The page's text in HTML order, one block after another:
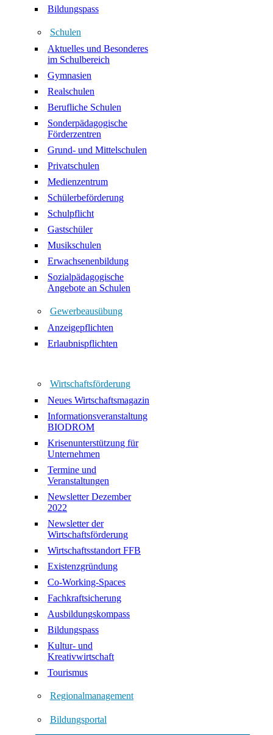
Bildungspass
Schulen
Aktuelles und Besonderes
im Schulbereich
Gymnasien
Realschulen
Berufliche Schulen
Sonderpädagogische
Förderzentren
Grund- und Mittelschulen
Privatschulen
Medienzentrum
Schülerbeförderung
Schulpflicht
Gastschüler
Musikschulen
Erwachsenenbildung
Sozialpädagogische
Angebote an Schulen
Gewerbeausübung
Anzeigepflichten
Erlaubnispflichten
Wirtschaftsförderung
Neues Wirtschaftsmagazin
Informationsveranstaltung
BIODROM
Krisenunterstützung für
Unternehmen
Termine und
Veranstaltungen
Newsletter Dezember
2022
Newsletter der
Wirtschaftsförderung
Wirtschaftsstandort FFB
Existenzgründung
Co-Working-Spaces
Fachkraftsicherung
Ausbildungskompass
Bildungspass
Kultur- und
Kreativwirtschaft
Tourismus
Regionalmanagement
Bildungsportal